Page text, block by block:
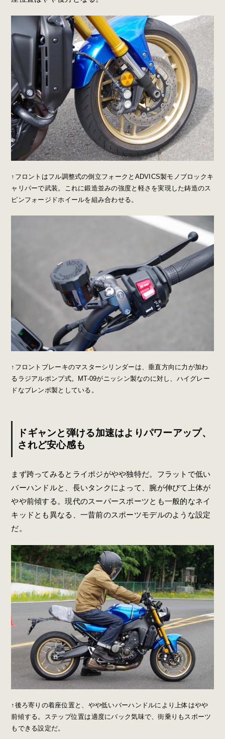
↑フロントはフル調整式の倒立フォークとADVICS製モノブロックキ
ャリパーで武装。これに鍛造並みの強度と軽さを実現した鋳造のス
ピンフォージドホイールを組み合わせる。
↑フロントブレーキのマスターシリンダーは、垂直方向に力が加わ
るラジアルポンプ式。MT-09がニッシン製なのに対し、ハイグレー
ドなブレンボ製としている。
ドギャンと弾ける加速はよりパワーアップ、
されど安心感も
まず跨ってみるとライポジがやや独特だ。フラットで低い
バーハンドルと、長いタンクによって、腕が伸びて上体が
やや前傾する。現代のスーパースポーツとも一般的なネイ
キッドとも異なる、一昔前のスポーツモデルのような設定
だ。
↑後ろ寄りの着座位置と、やや低いバーハンドルにより上体はやや
前傾する。ステップ位置は適度にバック気味で、街乗りもスポーツ
もできる設定だ。